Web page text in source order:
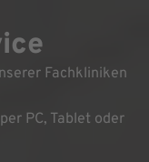
Fachkliniken
PC, Tablet oder